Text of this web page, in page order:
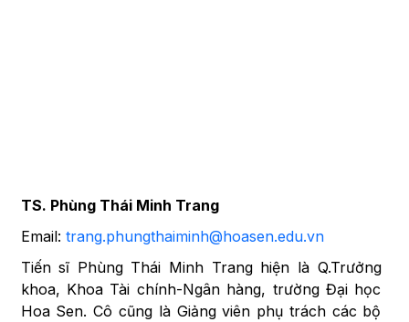
TS. Phùng Thái Minh Trang
Email: trang.phungthaiminh@hoasen.edu.vn
Tiến sĩ Phùng Thái Minh Trang hiện là Q.Trưởng
khoa, Khoa Tài chính-Ngân hàng, trường Đại học
Hoa Sen. Cô cũng là Giảng viên phụ trách các bộ